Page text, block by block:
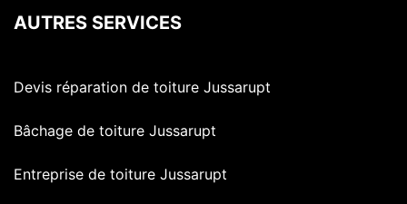
AUTRES SERVICES
Devis réparation de toiture Jussarupt
Bâchage de toiture Jussarupt
Entreprise de toiture Jussarupt